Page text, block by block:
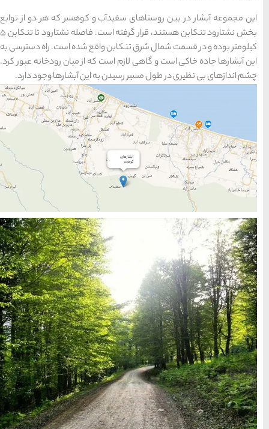
و کوهسر که هر دو از توابع
بخش نشتارود تنکابن هستند، قرار گرفته است. فاصله نشتارود تا تنکابن 5
شده است. راه دسترسی به
که از میان رودخانه عبور کرد.
این آبشارها وجود دارد.
دسته بندی ها
آداب و رسوم(184)
اخبار(266)
انواع سفر(73)
ایرانگردی(1,270)
جهانگردی
حمل و نقل(125)
راهنمای سفر(409)
سفرهای پیشنهادی(133)
طبیعت(132)
غذا و خوراک(218)
مناطق خاص و رومانتیک
(65)
هتل ها(701)